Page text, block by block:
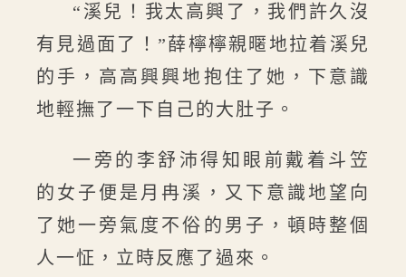
“溪兒！我太高興了，我們許久沒
有見過面了！”薛檸檸親暱地拉着溪兒
的手，高高興興地抱住了她，下意識
地輕撫了一下自己的大肚子。
一旁的李舒沛得知眼前戴着斗笠
的女子便是月冉溪，又下意識地望向
了她一旁氣度不俗的男子，頓時整個
人一怔，立時反應了過來。